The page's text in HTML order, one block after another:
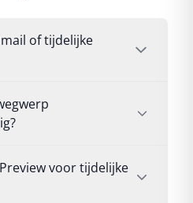
of tijdelijke
voor tijdelijke